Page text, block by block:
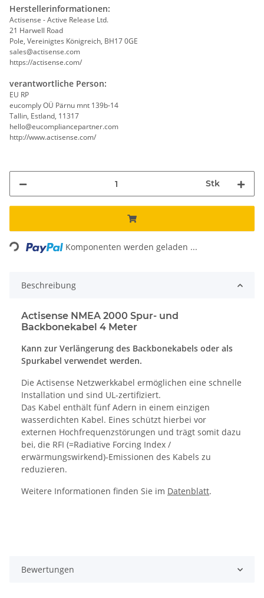
Herstellerinformationen:
Actisense - Active Release Ltd.
21 Harwell Road
Pole, Vereinigtes Königreich, BH17 0GE
sales@actisense.com
https://actisense.com/
verantwortliche Person:
EU RP
eucomply OÜ Pärnu mnt 139b-14
Tallin, Estland, 11317
hello@eucompliancepartner.com
http://www.actisense.com/
Stk
Loading... Komponenten werden geladen ...
Beschreibung
Actisense NMEA 2000 Spur- und
Backbonekabel 4 Meter
Kann zur Verlängerung des Backbonekabels oder als
Spurkabel verwendet werden.
Die Actisense Netzwerkkabel ermöglichen eine schnelle
Installation und sind UL-zertifiziert.
Das Kabel enthält fünf Adern in einem einzigen
wasserdichten Kabel. Eines schützt hierbei vor
externen Hochfrequenzstörungen und trägt somit dazu
bei, die RFI (=Radiative Forcing Index /
erwärmungswirkend)-Emissionen des Kabels zu
reduzieren.
Weitere Informationen finden Sie im Datenblatt.
Bewertungen